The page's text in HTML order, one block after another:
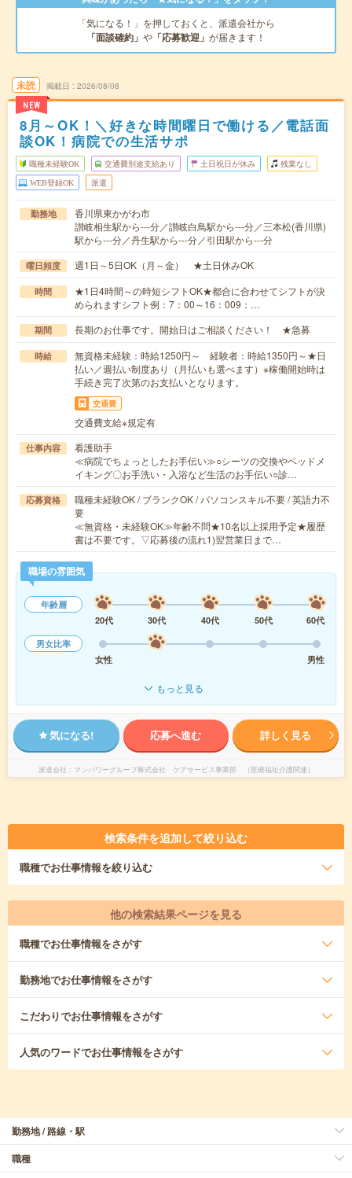
「気になる！」を押しておくと、派遣会社から
「面談確約」 や 「応募歓迎」 が届きます！
未読
NEW
掲載日 2026/08/08
8月～OK！＼好きな時間曜日で働ける／電話面
談OK！病院での生活サポ
職種未経験OK 交通費別途支給あり 土日祝日が休み 残業なし
WEB登録OK 派遣
勤務地
香川県東かがわ市
讃岐相生駅から---分／讃岐白鳥駅から---分／三本松(香川県)
駅から---分／丹生駅から---分／引田駅から---分
曜日頻度 週1日～5日OK（月～金） ★土日休みOK
時間
★1日4時間～の時短シフトOK★都合に合わせてシフトが決
められますシフト例：7：00～16：009：…
期間 長期のお仕事です。開始日はご相談ください！ ★急募
時給
無資格未経験：時給1250円～ 経験者：時給1350円～★日
払い／週払い制度あり（月払いも選べます）※稼働開始時は
手続き完了次第のお支払いとなります。
交通費
交通費支給※規定有
仕事内容
看護助手
≪病院でちょっとしたお手伝い≫○シーツの交換やベッドメ
イキング〇お手洗い・入浴など生活のお手伝い○診…
応募資格
職種未経験OK / ブランクOK / パソコンスキル不要 / 英語力不
要
≪無資格・未経験OK≫年齢不問★10名以上採用予定★履歴
書は不要です。▽応募後の流れ1)翌営業日まで…
職場の雰囲気
年齢層
20代
30代 40代 50代
60代
男女比率
女性
男性
もっと見る
気になる! 応募へ進む 詳しく見る
派遣会社 マンパワーグループ株式会社 ケアサービス事業部 （医療福祉介護関連）
検索条件を追加して絞り込む
職種でお仕事情報を絞り込む
他の検索結果ページを見る
職種でお仕事情報をさがす
勤務地でお仕事情報をさがす
こだわりでお仕事情報をさがす
人気のワードでお仕事情報をさがす
勤務地 / 路線・駅
職種